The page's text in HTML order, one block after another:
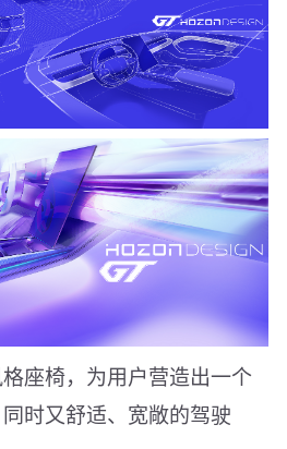
座椅，为用户营造出一个
时又舒适、宽敞的驾驶